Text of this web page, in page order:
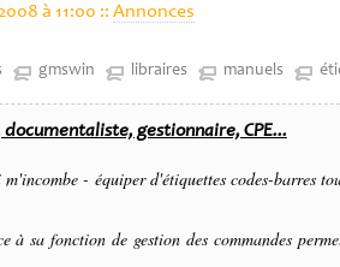
à 11:00 :: Annonces
gmswin libraires manuels
gestionnaire, CPE...
- équiper d'étiquettes codes-barres
sa fonction de gestion des commandes